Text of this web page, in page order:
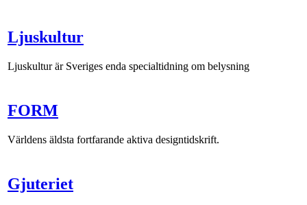
Ljuskultur
Ljuskultur är Sveriges enda specialtidning om belysning
FORM
Världens äldsta fortfarande aktiva designtidskrift.
Gjuteriet